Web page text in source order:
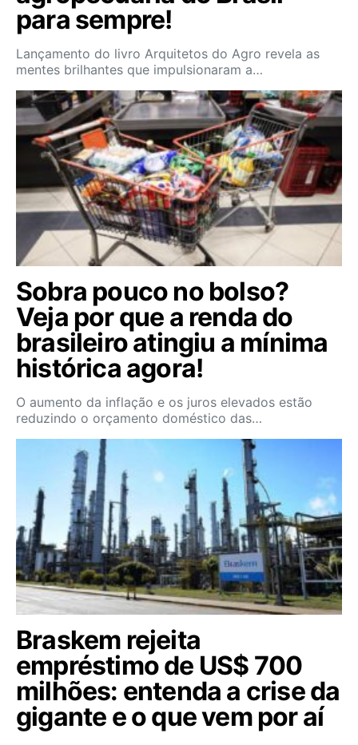
para sempre!
Lançamento do livro Arquitetos do Agro revela as
mentes brilhantes que impulsionaram a…
Sobra pouco no bolso?
Veja por que a renda do
brasileiro atingiu a mínima
histórica agora!
O aumento da inflação e os juros elevados estão
reduzindo o orçamento doméstico das…
Braskem rejeita
empréstimo de US$ 700
milhões: entenda a crise da
gigante e o que vem por aí